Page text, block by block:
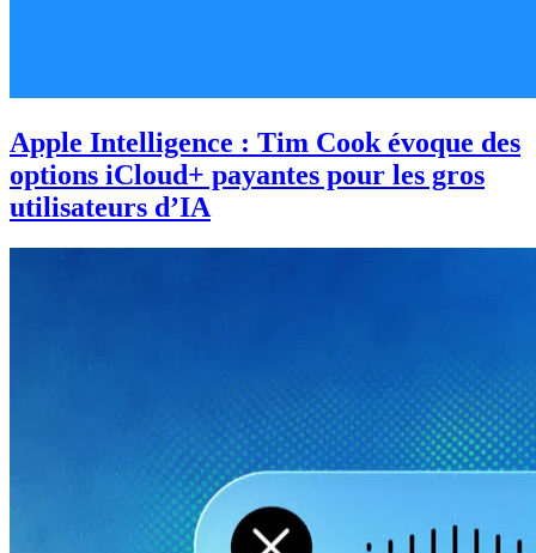
Apple Intelligence : Tim Cook évoque des
options iCloud+ payantes pour les gros
utilisateurs d’IA